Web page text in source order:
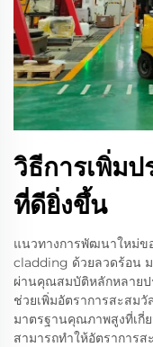
วิธีการเพิ่ม
ที่ดียิ่งขึ้น
แนวทางการพัฒนาใหม่ข
cladding ด้วยลวดร้อน
ผ่านคุณสมบัติหลักหลายป
ช่วยเพิ่มอัตราการสะสม
มาตรฐานคุณภาพสูงที่เกี่
สามารถทำให้อัตราการ